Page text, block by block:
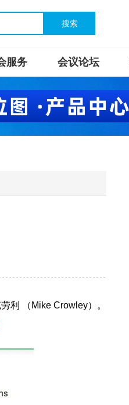
搜索
服务 会议论坛
利 （ Mike Crowley）。